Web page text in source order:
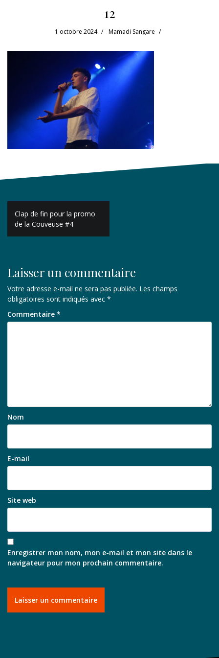
12
1 octobre 2024 Mamadi Sangare
Navigation
de
l’article
Clap de fin pour la promo
de la Couveuse #4
Laisser un commentaire
Votre adresse e-mail ne sera pas publiée. Les champs
obligatoires sont indiqués avec *
Commentaire *
Nom
E-mail
Site web
Enregistrer mon nom, mon e-mail et mon site dans le
navigateur pour mon prochain commentaire.